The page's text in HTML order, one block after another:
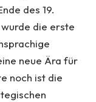
des 19.
die erste
neue Ära für
noch ist die